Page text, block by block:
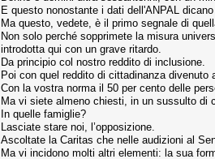
E questo nonostante i dati dell'ANPAL
Ma questo, vedete, è il primo segnale di
Non solo perché sopprimete la misura
introdotta qui con un grave ritardo.
Da principio col nostro reddito di inclusione.
Poi con quel reddito di cittadinanza divenuto
Con la vostra norma il 50 per cento delle
Ma vi siete almeno chiesti, in un sussulto di
In quelle famiglie?
Lasciate stare noi, l’opposizione.
Ascoltate la Caritas che nelle audizioni al
Ma vi incidono molti altri elementi: la sua